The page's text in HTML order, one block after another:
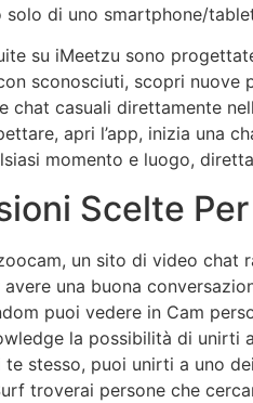
di uno smartphone/
su iMeetzu sono
sconosciuti, scopri
chat casuali direttamente
apri l’app, inizia
momento e luogo,
Scelte Per
un sito di video chat
una buona
puoi vedere in Cam
la possibilità di
stesso, puoi unirti a uno
troverai persone che